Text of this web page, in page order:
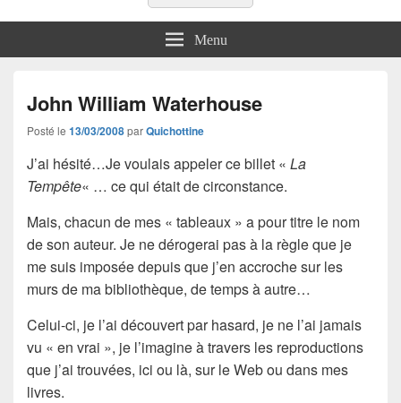
Menu
John William Waterhouse
Posté le 13/03/2008parQuichottine
J’ai hésité…Je voulais appeler ce billet « La
Tempête« … ce qui était de circonstance.
Mais, chacun de mes « tableaux » a pour titre le nom
de son auteur. Je ne dérogerai pas à la règle que je
me suis imposée depuis que j’en accroche sur les
murs de ma bibliothèque, de temps à autre…
Celui-ci, je l’ai découvert par hasard, je ne l’ai jamais
vu « en vrai », je l’imagine à travers les reproductions
que j’ai trouvées, ici ou là, sur le Web ou dans mes
livres.